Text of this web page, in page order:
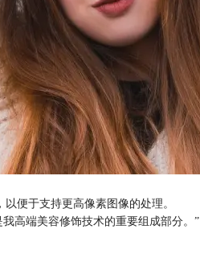
便于支持更高像素图像的处理。
高端美容修饰技术的重要组成部分。”